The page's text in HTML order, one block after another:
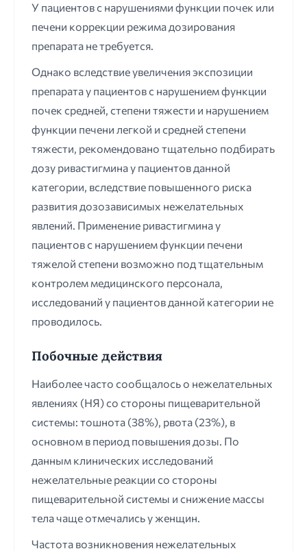
У пациентов с нарушениями функции почек или
печени коррекции режима дозирования
препарата не требуется.
Однако вследствие увеличения экспозиции
препарата у пациентов с нарушением функции
почек средней, степени тяжести и нарушением
функции печени легкой и средней степени
тяжести, рекомендовано тщательно подбирать
дозу ривастигмина у пациентов данной
категории, вследствие повышенного риска
развития дозозависимых нежелательных
явлений. Применение ривастигмина у
пациентов с нарушением функции печени
тяжелой степени возможно под тщательным
контролем медицинского персонала,
исследований у пациентов данной категории не
проводилось.
Побочные действия
Наиболее часто сообщалось о нежелательных
явлениях (НЯ) со стороны пищеварительной
системы: тошнота (38%), рвота (23%), в
основном в период повышения дозы. По
данным клинических исследований
нежелательные реакции со стороны
пищеварительной системы и снижение массы
тела чаще отмечались у женщин.
Частота возникновения нежелательных